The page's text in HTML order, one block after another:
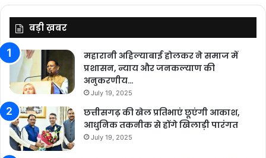
बड़ी ख़बर
महारानी अहिल्याबाई होलकर ने समाज में
प्रशासन, न्याय और जनकल्याण की
अनुकरणीय…
July 19, 2025
छत्तीसगढ़ की खेल प्रतिभाएं छूएंगी आकाश,
आधुनिक तकनीक से होंगे खिलाड़ी पारंगत
July 19, 2025